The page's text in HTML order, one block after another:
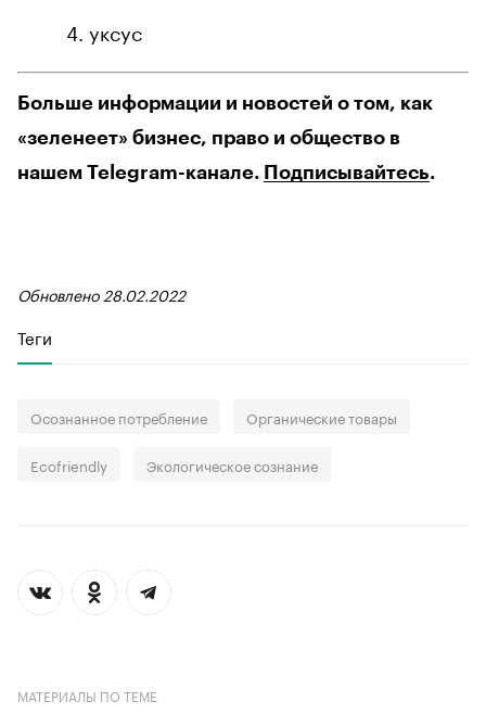
уксус
Больше информации и новостей о том, как
«зеленеет» бизнес, право и общество в
нашем Telegram-канале. Подписывайтесь.
Обновлено 28.02.2022
Теги
Осознанное потребление Органические товары
Ecofriendly Экологическое сознание
МАТЕРИАЛЫ ПО ТЕМЕ